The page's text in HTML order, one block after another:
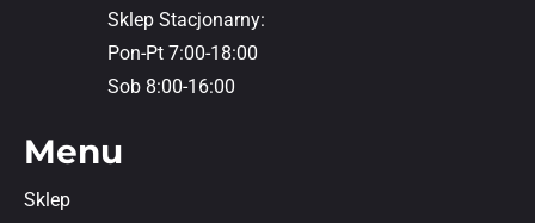
Sklep Stacjonarny:
Pon-Pt 7:00-18:00
Sob 8:00-16:00
Menu
Sklep